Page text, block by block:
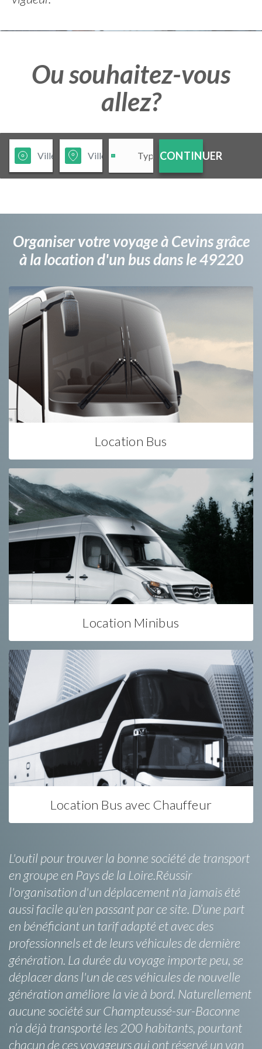
Ou souhaitez-vous
allez?
CONTINUER
Organiser votre voyage à Cevins grâce
à la location d'un bus dans le 49220
Location Bus
Location Minibus
Location Bus avec Chauffeur
L'outil pour trouver la bonne société de transport
en groupe en Pays de la Loire.Réussir
l'organisation d'un déplacement n'a jamais été
aussi facile qu'en passant par ce site. D’une part
en bénéficiant un tarif adapté et avec des
professionnels et de leurs véhicules de dernière
génération. La durée du voyage importe peu, se
déplacer dans l'un de ces véhicules de nouvelle
génération améliore la vie à bord. Naturellement
aucune société sur Champteussé-sur-Baconne
n’a déjà transporté les 200 habitants, pourtant
chacun de ces voyageurs qui ont réservé un van